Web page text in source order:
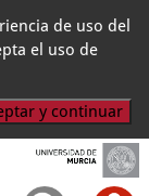
de uso del
el uso de
y continuar